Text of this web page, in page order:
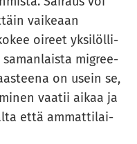
vai­ke­aan
oi­reet yk­si­löl­li­
sa­man­lais­ta migree­
on usein se,
vaa­tii aikaa ja
että am­mat­ti­lai­